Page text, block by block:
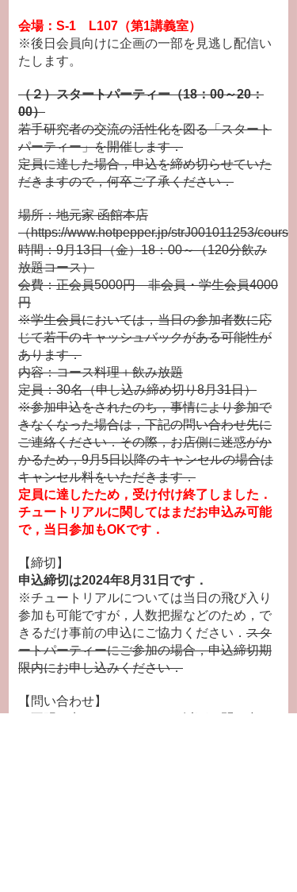
会場：S-1 L107（第1講義室）
※後日会員向けに企画の一部を見逃し配信い
たします。
（２）スタートパーティー（18：00～20：
00）
若手研究者の交流の活性化を図る「スタート
パーティー」を開催します．
定員に達した場合，申込を締め切らせていた
だきますので，何卒ご了承ください．
場所：地元家 函館本店
（https://www.hotpepper.jp/strJ001011253/
時間：9月13日（金）18：00～（120分飲み
放題コース）
会費：正会員5000円 非会員・学生会員4000
円
※学生会員においては，当日の参加者数に応
じて若干のキャッシュバックがある可能性が
あります．
内容：コース料理＋飲み放題
定員：30名（申し込み締め切り8月31日）
※参加申込をされたのち，事情により参加で
きなくなった場合は，下記の問い合わせ先に
ご連絡ください．その際，お店側に迷惑がか
かるため，9月5日以降のキャンセルの場合は
キャンセル料をいただきます．
定員に達したため，受け付け終了しました．
チュートリアルに関してはまだお申込み可能
で，当日参加もOKです．
【締切】
申込締切は2024年8月31日です．
※チュートリアルについては当日の飛び入り
参加も可能ですが，人数把握などのため，で
きるだけ事前の申込にご協力ください． スタ
ートパーティーにご参加の場合，申込締切期
限内にお申し込みください．
【問い合わせ】